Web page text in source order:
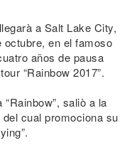
a Salt Lake City,
en el famoso
años de pausa
“Rainbow 2017”.
saliò a la
cual promociona su